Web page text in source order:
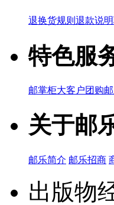
退换货规则 退款说明
特色服
邮掌柜大客户团购
关于邮
邮乐简介 邮乐招商
出版物